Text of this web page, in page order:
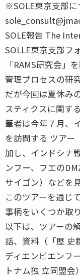
※SOLE東京支部
SOLE報告 The
SOLLE東京支部フ
「RAMS研究会」
管理プロセスの研
だが今回は夏休み
スティクスに関す
筆者は今年７月、
を訪問する ツアー
加し、インドシナ
ンフー、フエの
サイゴン）などを
このツアーを通じ
事柄をいくつか取
以下は、ツアーの
話、資料（「歴 史
ディエンビエンフ
トナム独 立同盟